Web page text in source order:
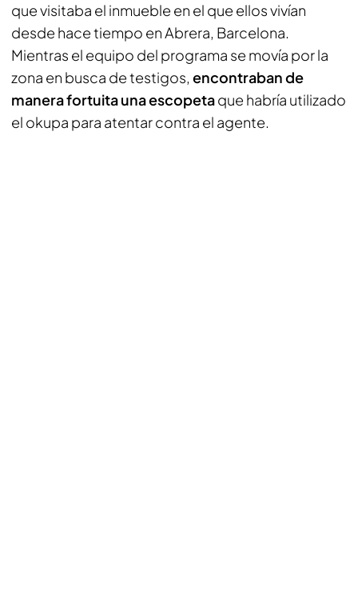
que visitaba el inmueble en el que ellos vivían
desde hace tiempo en Abrera, Barcelona.
Mientras el equipo del programa se movía por la
zona en busca de testigos, encontraban de
manera fortuita una escopetaque habría utilizado
el okupa para atentar contra el agente.